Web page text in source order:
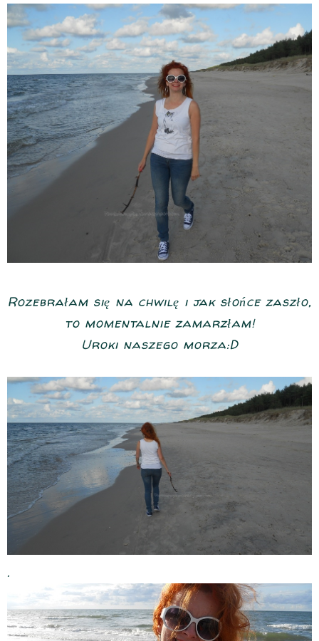
Rozebrałam się na chwilę i jak słońce zaszło,
to momentalnie zamarzłam!
Uroki naszego morza:D
.